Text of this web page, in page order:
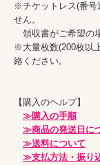
※チケットレス(番号
せん。
領収書がご希望の
※大量枚数(200枚以
絡ください。
【購入のヘルプ】
≫購入の手順
≫商品の発送日に
≫送料について
≫支払方法・振り